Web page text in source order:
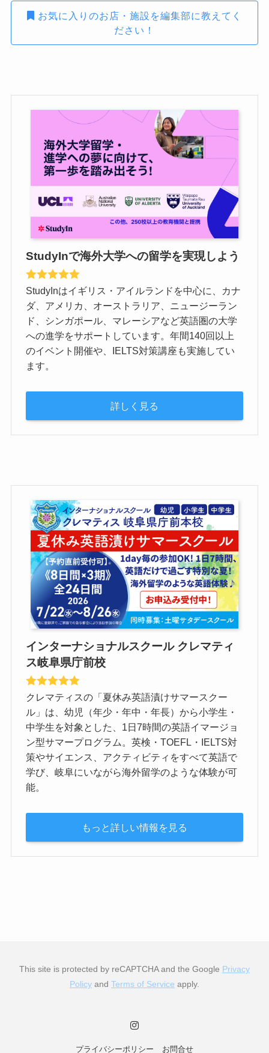
お気に入りのお店・施設を編集部に教えてく
ださい！
StudyInで海外大学への留学を実現しよう
StudyInはイギリス・アイルランドを中心に、カナ
ダ、アメリカ、オーストラリア、ニュージーラン
ド、シンガポール、マレーシアなど英語圏の大学
への進学をサポートしています。年間140回以上
のイベント開催や、IELTS対策講座も実施してい
ます。
詳しく見る
インターナショナルスクール クレマティ
ス岐阜県庁前校
クレマティスの「夏休み英語漬けサマースクー
ル」は、幼児（年少・年中・年長）から小学生・
中学生を対象とした、1日7時間の英語イマージョ
ン型サマープログラム。英検・TOEFL・IELTS対
策やサイエンス、アクティビティをすべて英語で
学び、岐阜にいながら海外留学のような体験が可
能。
もっと詳しい情報を見る
This site is protected by reCAPTCHA and the Google Privacy
Policy and Terms of Service apply.
プライバシーポリシー お問合せ